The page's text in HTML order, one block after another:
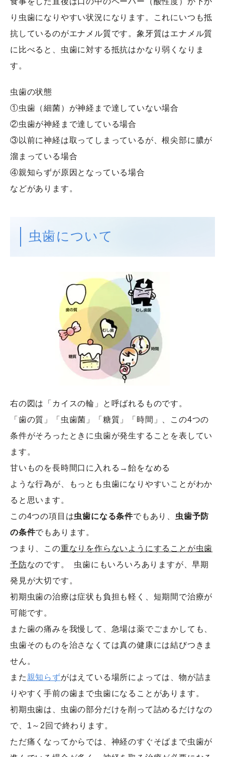
り虫歯になりやすい状況になります。これにいつも抵
抗しているのがエナメル質です。象牙質はエナメル質
に比べると、虫歯に対する抵抗はかなり弱くなりま
す。
虫歯の状態
①虫歯（細菌）が神経まで達していない場合
②虫歯が神経まで達している場合
③以前に神経は取ってしまっているが、根尖部に膿が
溜まっている場合
④親知らずが原因となっている場合
などがあります。
虫歯について
右の図は「カイスの輪」と呼ばれるものです。
「歯の質」「虫歯菌」「糖質」「時間」、この4つの
条件がそろったときに虫歯が発生することを表してい
ます。
甘いものを長時間口に入れる→飴をなめる
ような行為が、もっとも虫歯になりやすいことがわか
ると思います。
この4つの項目は虫歯になる条件でもあり、 虫歯予防
の条件でもあります。
つまり、この重なりを作らないようにすることが虫歯
予防なのです。  虫歯にもいろいろありますが、早期
発見が大切です。
初期虫歯の治療は症状も負担も軽く、短期間で治療が
可能です。
また歯の痛みを我慢して、急場は薬でごまかしても、
虫歯そのものを治さなくては真の健康には結びつきま
せん。
また 親知らずがはえている場所によっては、物が詰ま
りやすく手前の歯まで虫歯になることがあります。
初期虫歯は、虫歯の部分だけを削って詰めるだけなの
で、1～2回で終わります。
ただ痛くなってからでは、神経のすぐそばまで虫歯が